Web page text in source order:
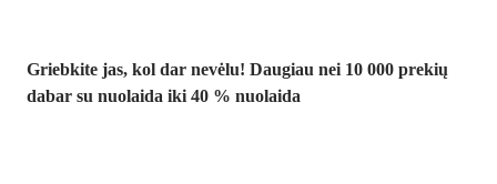
Griebkite jas, kol dar nevėlu! Daugiau nei 10 000 prekių
dabar su nuolaida iki 40 % nuolaida